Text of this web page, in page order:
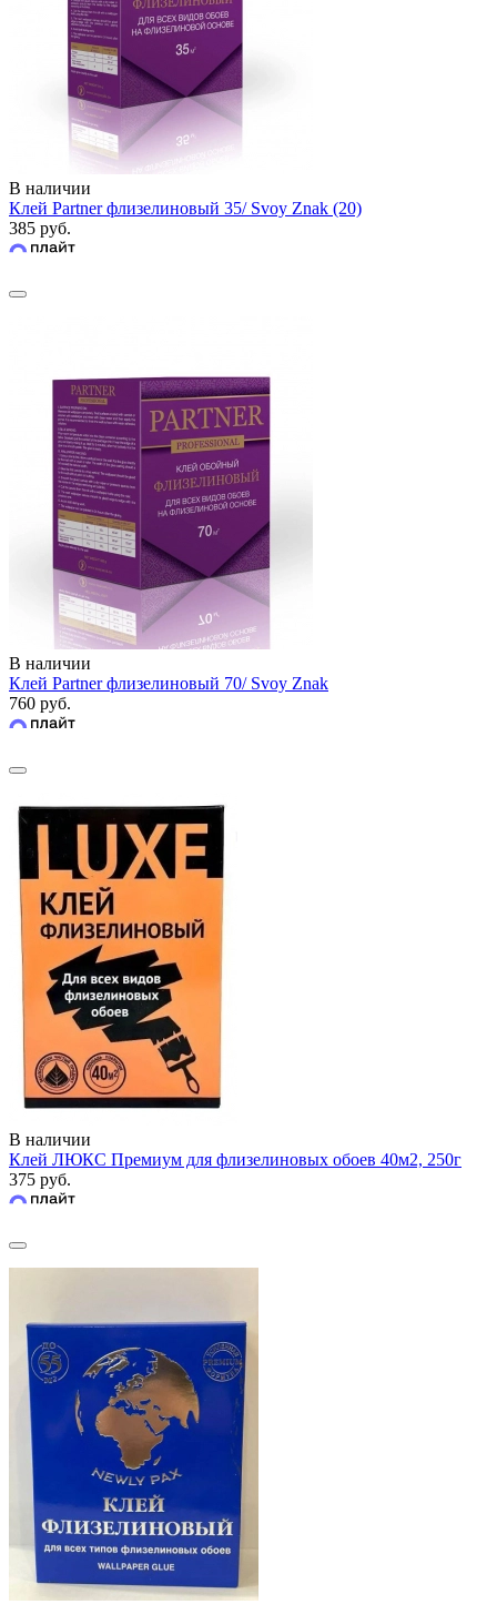
В наличии
Клей Partner флизелиновый 35/ Svoy Znak (20)
385 руб.
В наличии
Клей Partner флизелиновый 70/ Svoy Znak
760 руб.
В наличии
Клей ЛЮКС Премиум для флизелиновых обоев 40м2, 250г
375 руб.